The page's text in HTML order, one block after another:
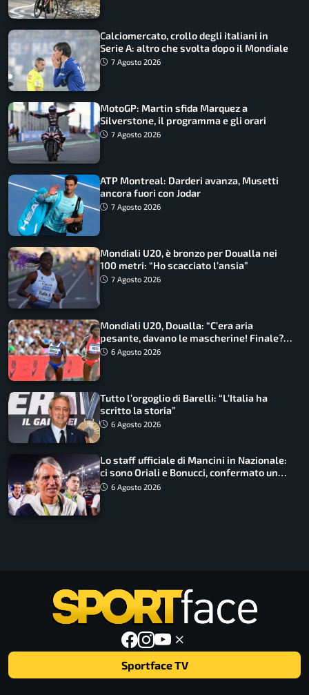
Calciomercato, crollo degli italiani in
Serie A: altro che svolta dopo il Mondiale
7 Agosto 2026
MotoGP: Martin sfida Marquez a
Silverstone, il programma e gli orari
7 Agosto 2026
ATP Montreal: Darderi avanza, Musetti
ancora fuori con Jodar
7 Agosto 2026
Mondiali U20, è bronzo per Doualla nei
100 metri: “Ho scacciato l’ansia”
7 Agosto 2026
Mondiali U20, Doualla: “C’era aria
pesante, davano le mascherine! Finale?
Non ho nulla da perdere”
6 Agosto 2026
Tutto l’orgoglio di Barelli: “L’Italia ha
scritto la storia”
6 Agosto 2026
Lo staff ufficiale di Mancini in Nazionale:
ci sono Oriali e Bonucci, confermato un
ritorno
6 Agosto 2026
Sportface TV